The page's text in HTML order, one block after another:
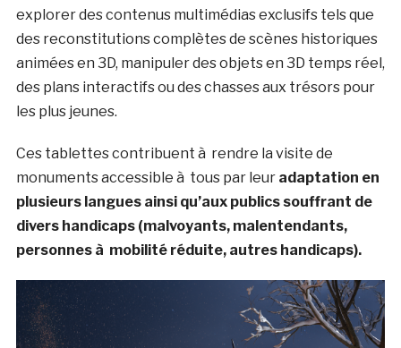
explorer des contenus multimédias exclusifs tels que
des reconstitutions complètes de scènes historiques
animées en 3D, manipuler des objets en 3D temps réel,
des plans interactifs ou des chasses aux trésors pour
les plus jeunes.
Ces tablettes contribuent à rendre la visite de
monuments accessible à tous par leur adaptation en
plusieurs langues ainsi qu’aux publics souffrant de
divers handicaps (malvoyants, malentendants,
personnes à mobilité réduite, autres handicaps).